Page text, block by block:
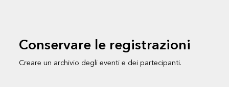
Conservare le registrazioni
Creare un archivio degli eventi e dei partecipanti.